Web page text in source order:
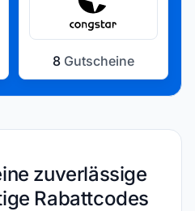
8 Gutscheine
zuverlässige
Rabattcodes